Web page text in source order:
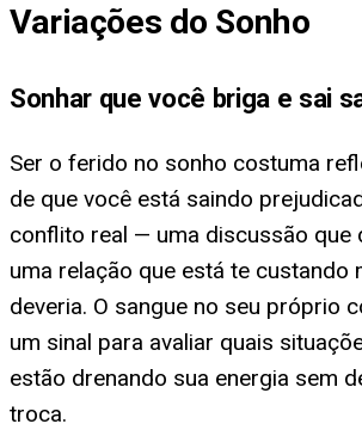
Variações do Sonho
Sonhar que você briga e sai
Ser o ferido no sonho costuma
de que você está saindo
conflito real — uma discussão que
uma relação que está te custando
deveria. O sangue no seu próprio
um sinal para avaliar quais
estão drenando sua energia sem
troca.